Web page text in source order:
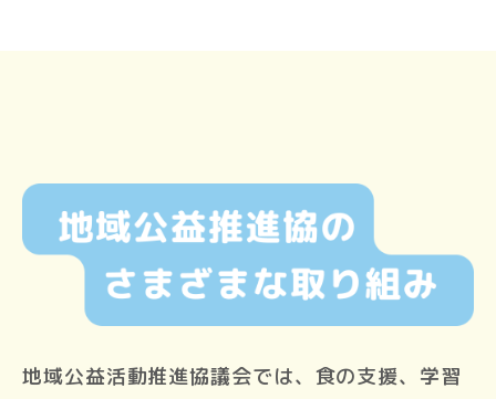
地域公益活動推進協議会では、食の支援、学習